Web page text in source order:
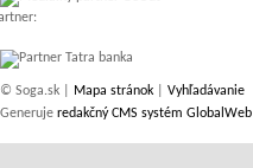
© Soga.sk | Mapa stránok
Vyhľadávanie
Generuje redakčný CMS systém GlobalWeb